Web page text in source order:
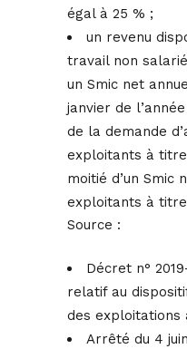
égal à 25 % ;
un revenu
travail non
un Smic net
janvier de
de la demande
exploitants à
moitié d’un Smic
exploitants à
Source :
Décret n°
relatif au
des exploitations
Arrêté du 4